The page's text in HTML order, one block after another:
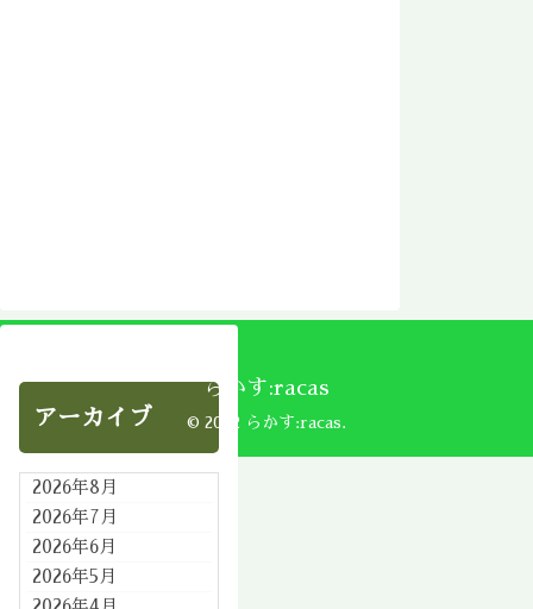
アーカイブ
2026年8月
2026年7月
2026年6月
2026年5月
らかす:racas
© 2002 らかす:racas.